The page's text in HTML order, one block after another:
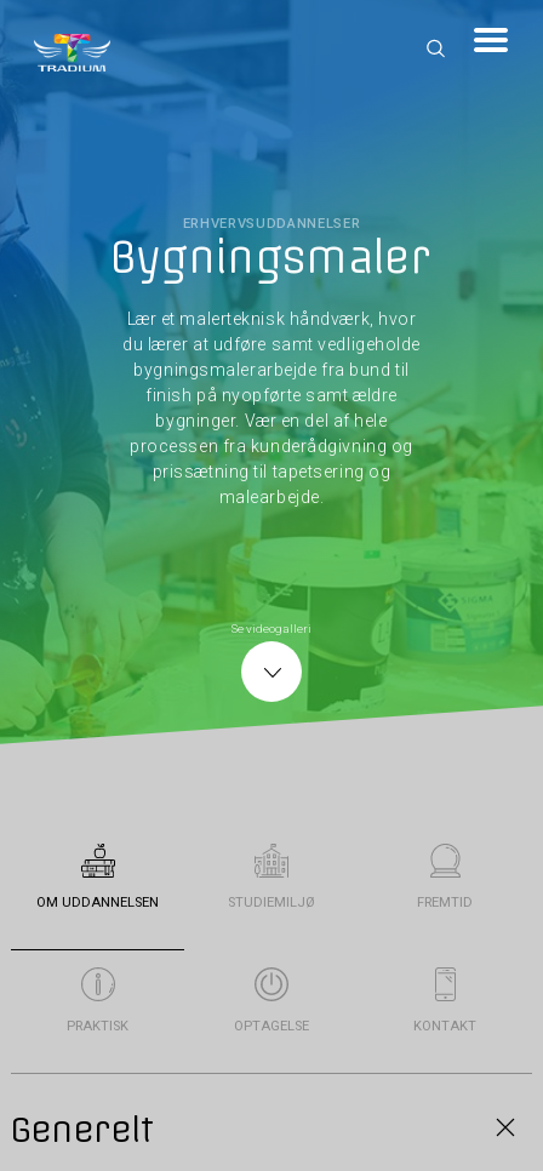
ERHVERVSUDDANNELSER
Bygningsmaler
Lær et malerteknisk håndværk, hvor
du lærer at udføre samt vedligeholde
bygningsmalerarbejde fra bund til
finish på nyopførte samt ældre
bygninger. Vær en del af hele
processen fra kunderådgivning og
prissætning til tapetsering og
malearbejde.
Se videogalleri
OM UDDANNELSEN STUDIEMILJØ FREMTID
PRAKTISK OPTAGELSE KONTAKT
Generelt